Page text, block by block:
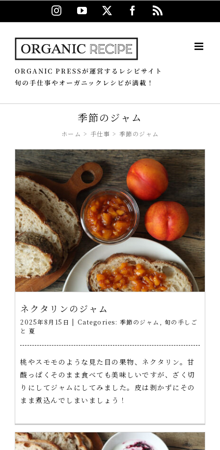
Instagram
YouTube Facebook
ORGANIC PRESSが運営するレシピサイト
旬の手仕事やオーガニックレシピが満載！
季節のジャム
ホーム 手仕事 季節のジャム
ネクタリンのジャム
2025年8月15日 | Categories: 季節のジャム
旬の手しご
と 夏
桃やスモモのような見た目の果物、ネクタリン。甘
酸っぱくそのまま食べても美味しいですが、ざく切
りにしてジャムにしてみました。皮は剥かずにその
まま煮込んでしまいましょう！